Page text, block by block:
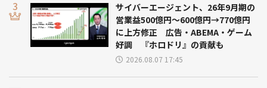
サイバーエージェント、26年9月期の
営業益500億円～600億円→770億円
に上方修正 広告・ABEMA・ゲーム
好調 『ホロドリ』の貢献も
2026.08.07 17:45